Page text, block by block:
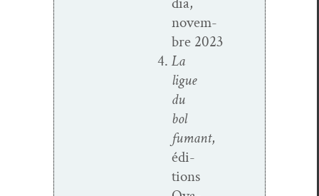
novem­
bre 2023
La
ligue
du
bol
fumant,
édi­
tions